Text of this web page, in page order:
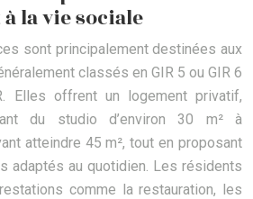
la vie sociale
sont principalement destinées aux
classés en GIR 5 ou GIR 6
Elles offrent un logement privatif,
du studio d’environ 30 m² à
atteindre 45 m², tout en proposant
adaptés au quotidien. Les résidents
comme la restauration, les